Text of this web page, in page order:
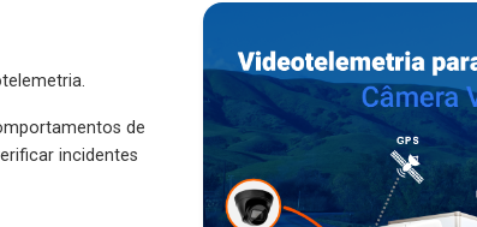
de
incidentes